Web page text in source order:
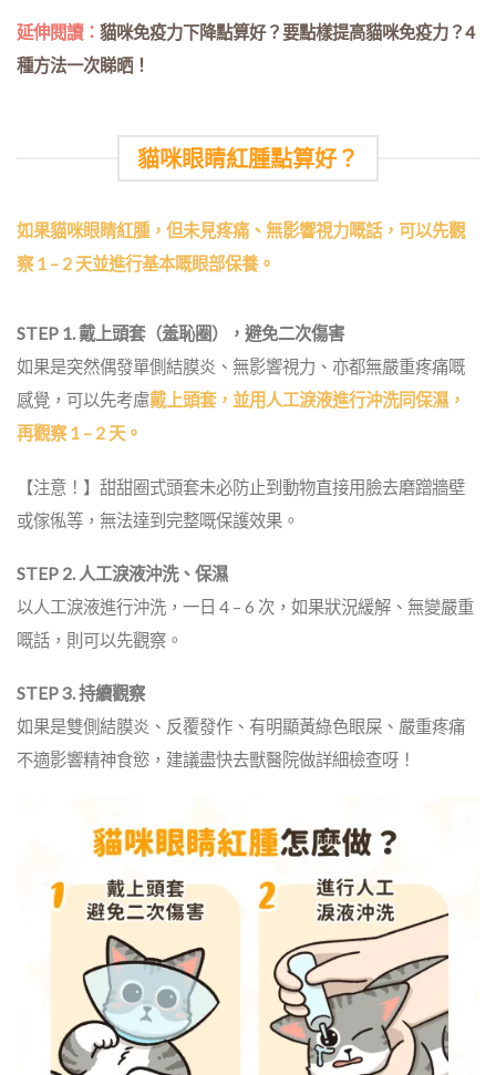
延伸閱讀： 貓咪免疫力下降點算好？要點樣提高貓咪免疫力？4
種方法一次睇晒！
貓咪眼睛紅腫點算好？
如果貓咪眼睛紅腫，但未見疼痛、無影響視力嘅話，可以先觀
察 1 – 2 天並進行基本嘅眼部保養。
STEP 1. 戴上頭套（羞恥圈），避免二次傷害
如果是突然偶發單側結膜炎、無影響視力、亦都無嚴重疼痛嘅
感覺，可以先考慮戴上頭套，並用人工淚液進行沖洗同保濕，
再觀察 1 – 2 天。
【注意！】甜甜圈式頭套未必防止到動物直接用臉去磨蹭牆壁
或傢俬等，無法達到完整嘅保護效果。
STEP 2. 人工淚液沖洗、保濕
以人工淚液進行沖洗，一日 4 – 6 次，如果狀況緩解、無變嚴重
嘅話，則可以先觀察。
STEP 3. 持續觀察
如果是雙側結膜炎、反覆發作、有明顯黃綠色眼屎、嚴重疼痛
不適影響精神食慾，建議盡快去獸醫院做詳細檢查呀！